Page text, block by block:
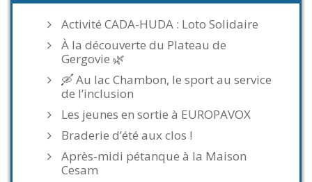
Activité CADA-HUDA : Loto Solidaire
À la découverte du Plateau de
Gergovie 🌿
🛶 Au lac Chambon, le sport au service
de l’inclusion
Les jeunes en sortie à EUROPAVOX
Braderie d’été aux clos !
Après-midi pétanque à la Maison
Cesam